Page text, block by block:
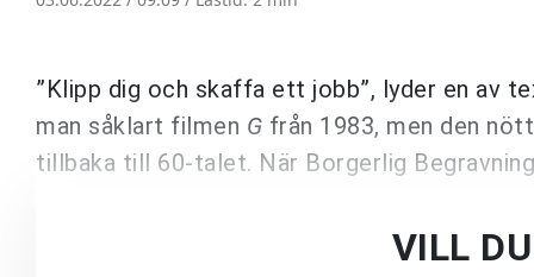
”Klipp dig och skaffa ett jobb”, lyder en av
man såklart filmen G från 1983, men den
tillbaka till 60-talet. När Borgerlig
VILL